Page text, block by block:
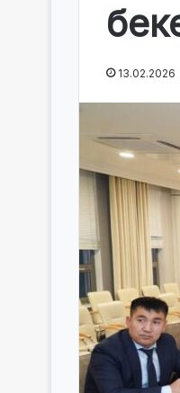
13.02.2026